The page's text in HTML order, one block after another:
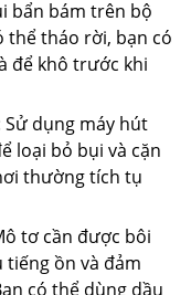
bẩn bám trên bộ
thể tháo rời, bạn có
để khô trước khi
Sử dụng máy hút
loại bỏ bụi và cặn
thường tích tụ
tơ cần được bôi
ồn và đảm
có thể dùng dầu